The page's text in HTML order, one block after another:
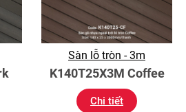
Sàn lỗ tròn - 3m
K140T25X3M Coffee
Chi tiết